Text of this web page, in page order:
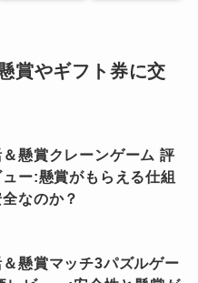
賞やギフト券に交
懸賞クレーンゲーム 評
ー:懸賞がもらえる仕組
なのか？
懸賞マッチ3パズルゲー